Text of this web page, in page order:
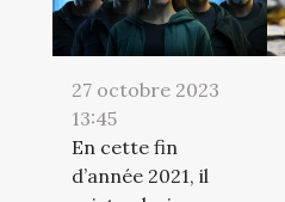
27 octobre 2023
13:45
En cette fin
d’année 2021, il